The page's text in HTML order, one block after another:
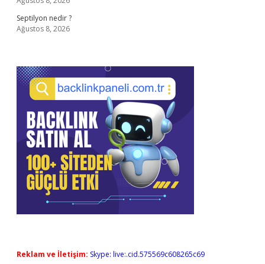
Septilyon nedir ?
Ağustos 8, 2026
Reklam ve İletişim: Skype: live:.cid.575569c608265c69